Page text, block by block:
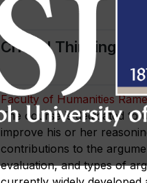
Critical Thinking:
Faculty of Humanities
The course is dedicated to
improve his or her
contributions to the
evaluation, and types of